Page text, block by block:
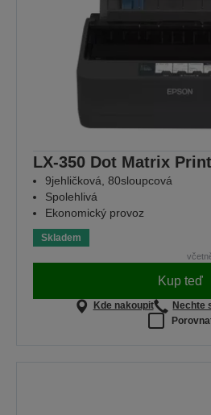
LX-350 Dot Matrix
9jehličková, 80sloupcová
Spolehlivá
Ekonomický provoz
Skladem
Kup teď
Kde nakoupit
Nechte